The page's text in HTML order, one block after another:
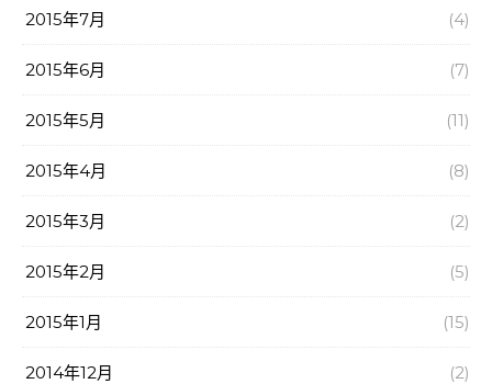
2015年7月 (4)
2015年6月 (7)
2015年5月 (11)
2015年4月 (8)
2015年3月 (2)
2015年2月 (5)
2015年1月 (15)
2014年12月 (2)